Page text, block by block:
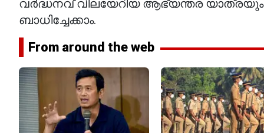
വർദ്ധനവ് വിലയേറിയ ആഭ്യന്തര യാത്രയും
ബാധിച്ചേക്കാം.
From around the web